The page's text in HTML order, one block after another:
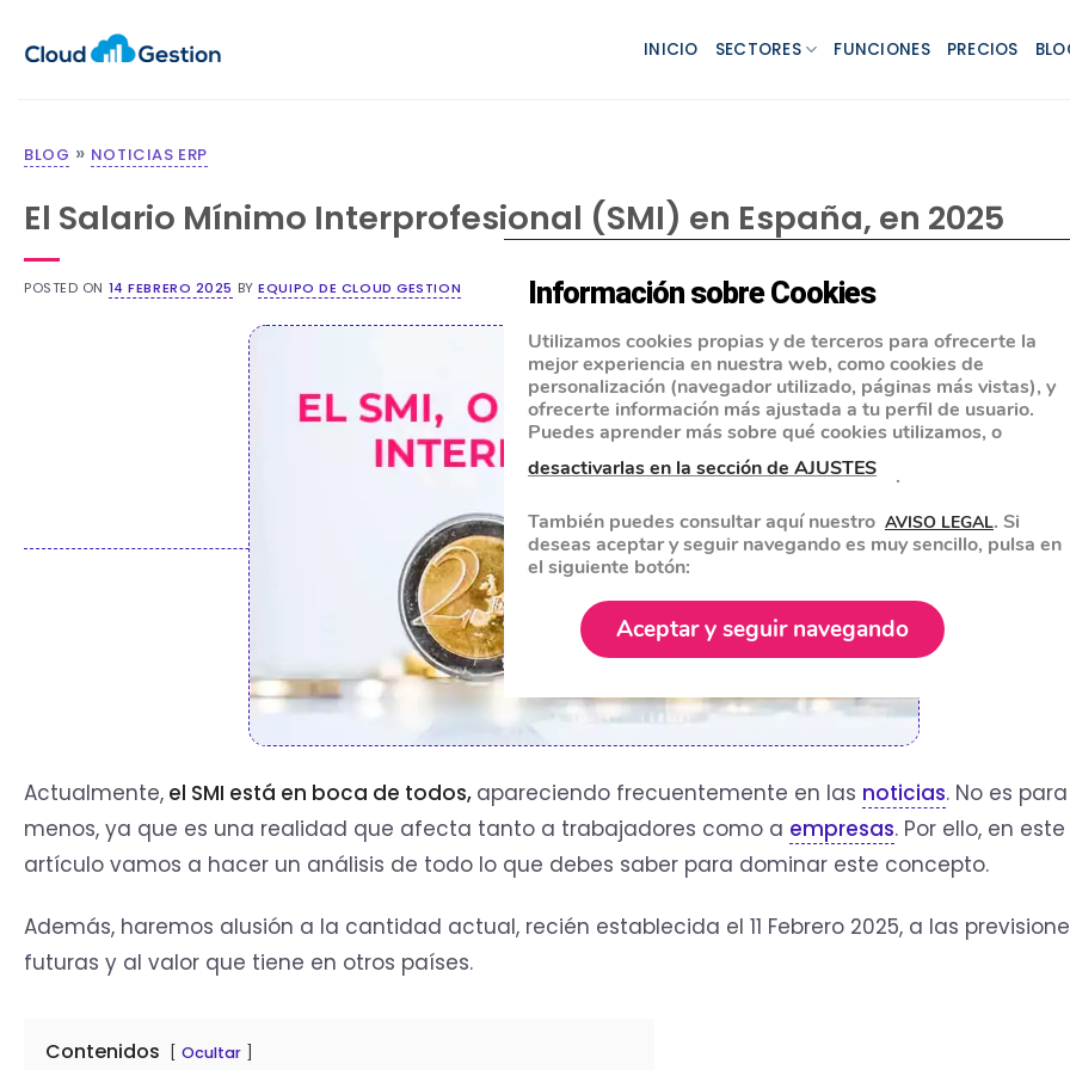
INICIO SECTORES FUNCIONES PRECIOS
BLOG » NOTICIAS ERP
El Salario Mínimo Interprofesional (SMI) en España, en 2025
POSTED ON 14 FEBRERO 2025 BYEQUIPO DE CLOUD GESTION
Actualmente, el SMI está en boca de todos, apareciendo frecuentemente en las noticias. No es para
menos, ya que es una realidad que afecta tanto a trabajadores como a empresas. Por ello, en este
artículo vamos a hacer un análisis de todo lo que debes saber para dominar este concepto.
Además, haremos alusión a la cantidad actual, recién establecida el 11 Febrero 2025, a las
futuras y al valor que tiene en otros países.
Contenidos Ocultar
Información sobre Cookies
Utilizamos cookies propias y de terceros para ofrecerte la
mejor experiencia en nuestra web, como cookies de
personalización (navegador utilizado, páginas más vistas), y
ofrecerte información más ajustada a tu perfil de usuario.
Puedes aprender más sobre qué cookies utilizamos, o
desactivarlas en la sección de AJUSTES
.
También puedes consultar aquí nuestro AVISO LEGAL. Si
deseas aceptar y seguir navegando es muy sencillo, pulsa en
el siguiente botón:
Aceptar y seguir navegando